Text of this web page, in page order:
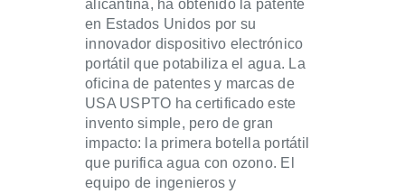
alicantina, ha obtenido la patente
en Estados Unidos por su
innovador dispositivo electrónico
portátil que potabiliza el agua. La
oficina de patentes y marcas de
USA USPTO ha certificado este
invento simple, pero de gran
impacto: la primera botella portátil
que purifica agua con ozono. El
equipo de ingenieros y